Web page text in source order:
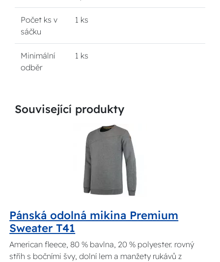
Počet ks v
sáčku
1 ks
Minimální
odběr
1 ks
Související produkty
Pánská odolná mikina Premium
Sweater T41
American fleece, 80 % bavlna, 20 % polyester. rovný
střih s bočními švy, dolní lem a manžety rukávů z